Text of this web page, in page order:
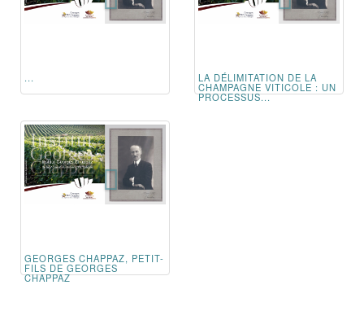
... LA DÉLIMITATION DE LA
CHAMPAGNE VITICOLE : UN
PROCESSUS...
GEORGES CHAPPAZ, PETIT-
FILS DE GEORGES
CHAPPAZ